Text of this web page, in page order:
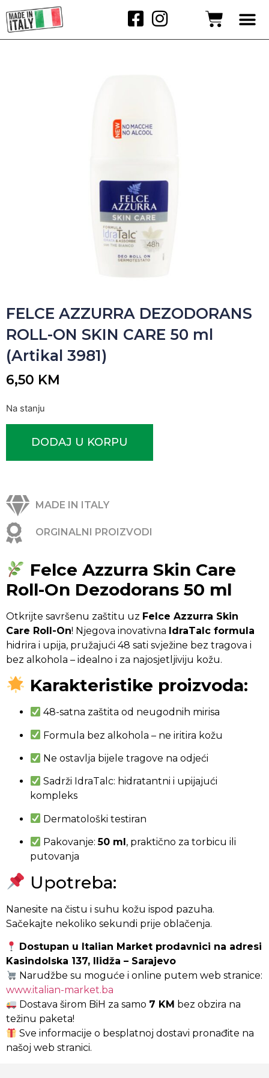
FELCE AZZURRA DEZODORANS
ROLL-ON SKIN CARE 50 ml
(Artikal 3981)
6,50 KM
Na stanju
DODAJ U KORPU
MADE IN ITALY
ORGINALNI PROIZVODI
Felce Azzurra Skin Care
Roll-On Dezodorans 50 ml
Otkrijte savršenu zaštitu uz Felce Azzurra Skin
Care Roll-On! Njegova inovativna IdraTalc formula
hidrira i upija, pružajući 48 sati svježine bez tragova i
bez alkohola – idealno i za najosjetljiviju kožu.
Karakteristike proizvoda:
48-satna zaštita od neugodnih mirisa
Formula bez alkohola – ne iritira kožu
Ne ostavlja bijele tragove na odjeći
Sadrži IdraTalc: hidratantni i upijajući
kompleks
Dermatološki testiran
Pakovanje:50 ml, praktično za torbicu ili
putovanja
Upotreba:
Nanesite na čistu i suhu kožu ispod pazuha.
Sačekajte nekoliko sekundi prije oblačenja.
Dostupan u Italian Market prodavnici na adresi
Kasindolska 137, Ilidža – Sarajevo
Narudžbe su moguće i online putem web stranice:
www.italian-market.ba
Dostava širom BiH za samo 7 KM bez obzira na
težinu paketa!
Sve informacije o besplatnoj dostavi pronađite na
našoj web stranici.